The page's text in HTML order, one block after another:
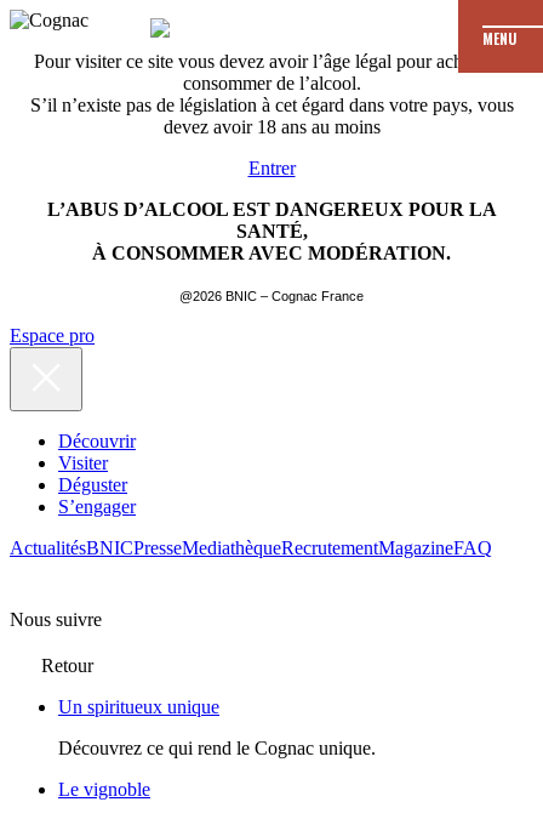
Pour visiter ce site vous devez avoir l’âge légal pour acheter et
consommer de l’alcool.
S’il n’existe pas de législation à cet égard dans votre pays, vous
devez avoir 18 ans au moins
Entrer
L’ABUS D’ALCOOL EST DANGEREUX POUR LA
SANTÉ,
À CONSOMMER AVEC MODÉRATION.
@2026 BNIC – Cognac France
MENU
Espace pro
Découvrir
Visiter
Déguster
S’engager
ActualitésBNICPresseMediathèqueRecrutementMagazineFAQ
Nous suivre
Retour
Un spiritueux unique
Découvrez ce qui rend le Cognac unique.
Le vignoble